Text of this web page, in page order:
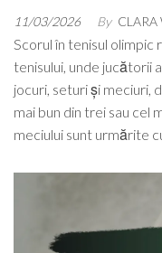
11/03/2026 By
Scorul în tenisul olimpic
tenisului, unde jucătorii
jocuri, seturi și meciuri,
mai bun din trei sau cel
meciului sunt urmărite